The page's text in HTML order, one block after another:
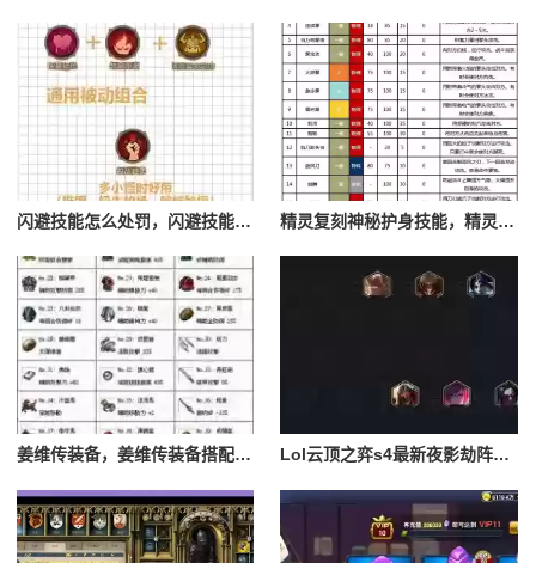
闪避技能怎么处罚，闪避技能怎么处罚队友 精灵复刻神秘护身技能，精灵复刻攻略
姜维传装备，姜维传装备搭配一览表最新 Lol云顶之弈s4最新夜影劫阵容搭配，云顶之奕夜影劫阵容